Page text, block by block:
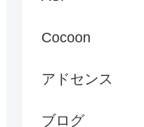
Cocoon
アドセンス
ブログ